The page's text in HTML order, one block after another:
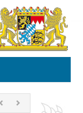
VorherigesNächstes
Dokument